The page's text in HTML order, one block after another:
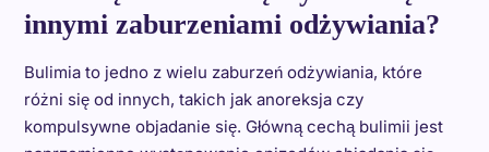
innymi zaburzeniami odżywiania?
Bulimia to jedno z wielu zaburzeń odżywiania, które
różni się od innych, takich jak anoreksja czy
kompulsywne objadanie się. Główną cechą bulimii jest